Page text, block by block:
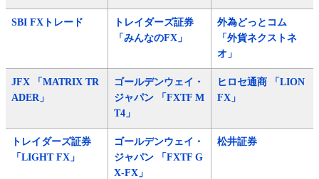
SBI FXトレード
トレイダーズ証券
「みんなのFX」
外為どっとコム
「外貨ネクストネ
オ」
JFX 「MATRIX TR
ADER」
ゴールデンウェイ・
ジャパン 「FXTF M
T4」
ヒロセ通商 「LION
FX」
トレイダーズ証券
「LIGHT FX」
ゴールデンウェイ・
ジャパン 「FXTF G
X-FX」
松井証券